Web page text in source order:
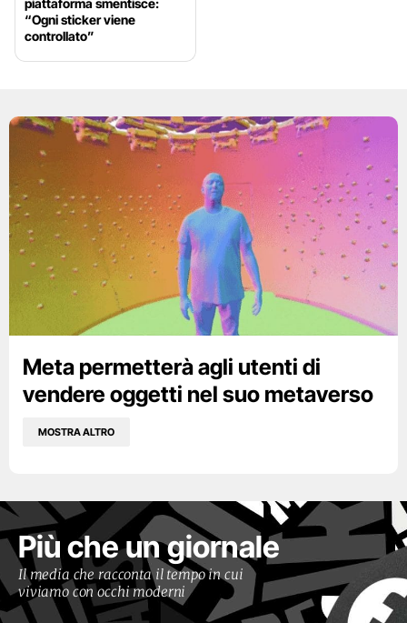
piattaforma smentisce:
“Ogni sticker viene
controllato”
Meta permetterà agli utenti di
vendere oggetti nel suo metaverso
MOSTRA ALTRO
Più che un giornale
Il media che racconta il tempo in cui
viviamo con occhi moderni